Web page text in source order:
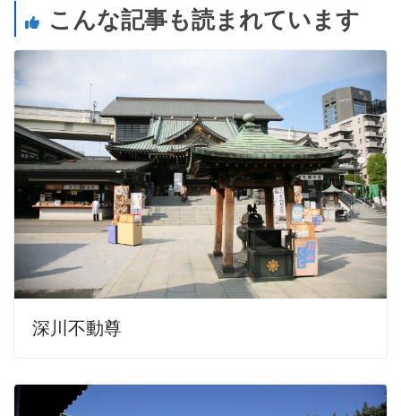
こんな記事も読まれています
深川不動尊